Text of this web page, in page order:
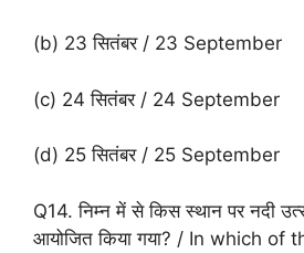
(b) 23 सितंबर / 23 September
(c) 24 सितंबर / 24 September
(d) 25 सितंबर / 25 September
Q14. निम्न में से किस स्थान पर नदी
आयोजित किया गया? / In which of